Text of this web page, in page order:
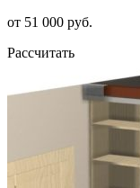
от 51 000 руб.
Рассчитать